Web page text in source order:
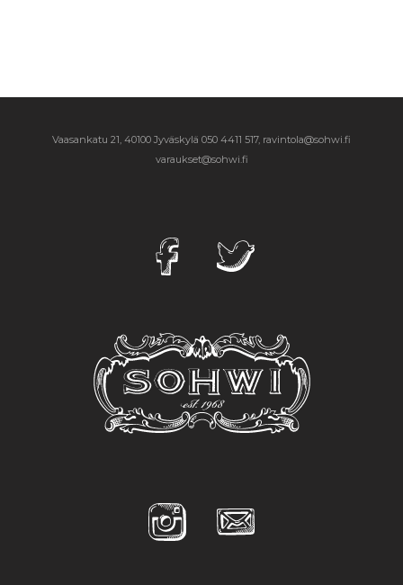
Vaasankatu 21, 40100 Jyväskylä 050 4411 517, ravintola@sohwi.fi
varaukset@sohwi.fi